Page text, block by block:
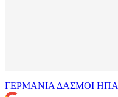
ΓΕΡΜΑΝΙΑ ΔΑΣΜΟΙ ΗΠΑ